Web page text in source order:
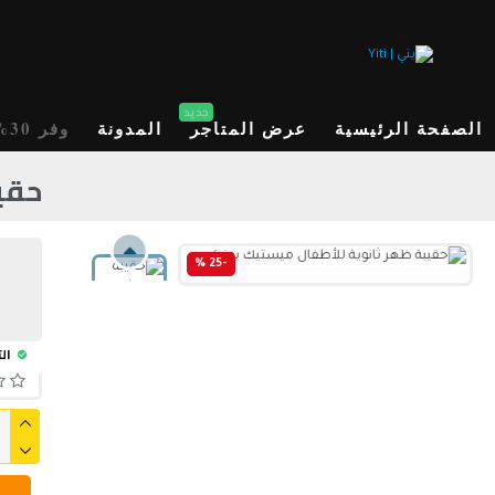
الصفحة الرئيسية عرض المتاجر
جديد
المدونة وفر 30%
-25 %